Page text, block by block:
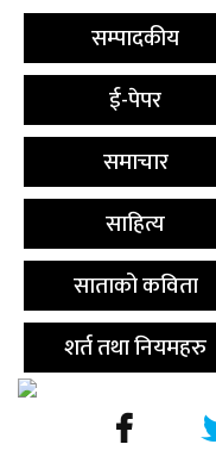
सम्पादकीय
ई-पेपर
समाचार
साहित्य
साताको कविता
शर्त तथा नियमहरु